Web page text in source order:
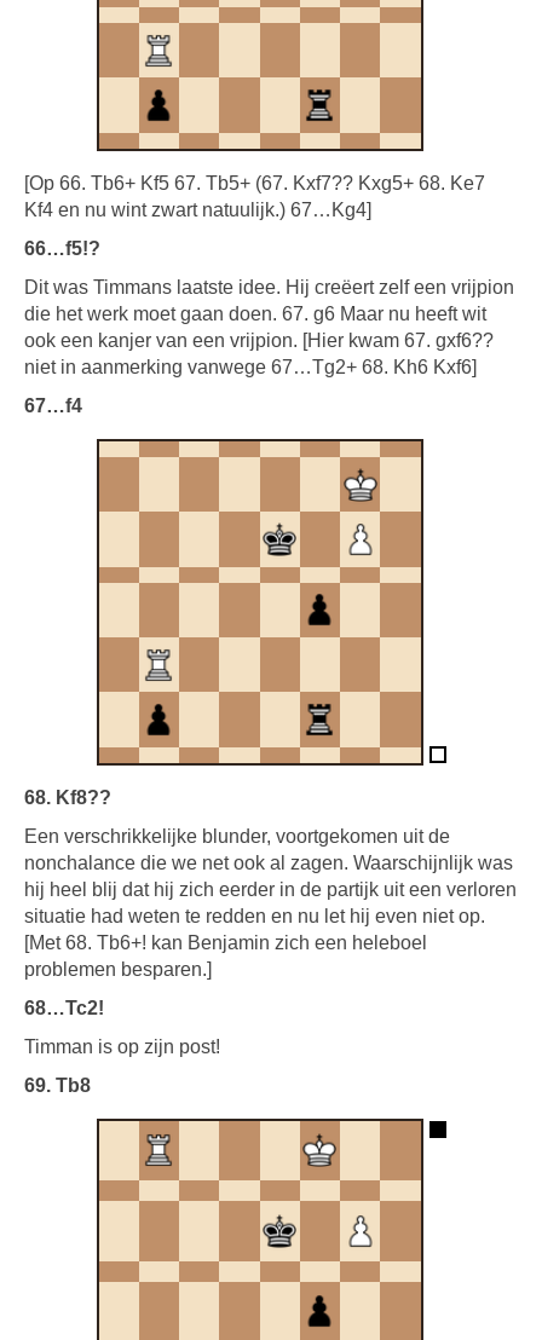
[Op 66. Tb6+ Kf5 67. Tb5+ (67. Kxf7?? Kxg5+ 68. Ke7
Kf4 en nu wint zwart natuulijk.) 67…Kg4]
66…f5!?
Dit was Timmans laatste idee. Hij creëert zelf een vrijpion
die het werk moet gaan doen. 67. g6 Maar nu heeft wit
ook een kanjer van een vrijpion. [Hier kwam 67. gxf6??
niet in aanmerking vanwege 67…Tg2+ 68. Kh6 Kxf6]
67…f4
68. Kf8??
Een verschrikkelijke blunder, voortgekomen uit de
nonchalance die we net ook al zagen. Waarschijnlijk was
hij heel blij dat hij zich eerder in de partijk uit een verloren
situatie had weten te redden en nu let hij even niet op.
[Met 68. Tb6+! kan Benjamin zich een heleboel
problemen besparen.]
68…Tc2!
Timman is op zijn post!
69. Tb8